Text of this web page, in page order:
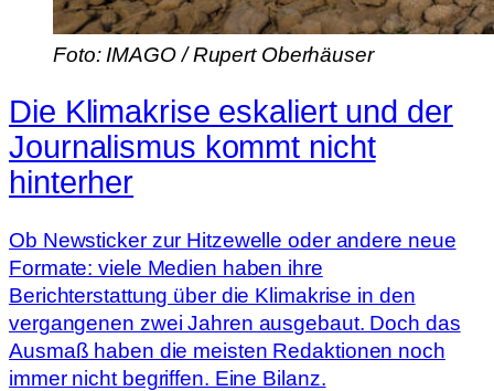
Foto: IMAGO / Rupert Oberhäuser
Die Klimakrise eskaliert und der
Journalismus kommt nicht
hinterher
Ob Newsticker zur Hitzewelle oder andere neue
Formate: viele Medien haben ihre
Berichterstattung über die Klimakrise in den
vergangenen zwei Jahren ausgebaut. Doch das
Ausmaß haben die meisten Redaktionen noch
immer nicht begriffen. Eine Bilanz.